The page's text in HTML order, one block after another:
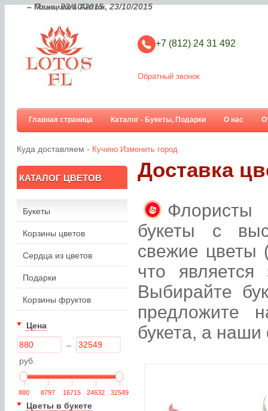
+7 (812) 24 31 492
Обратный звонок
Главная страница Каталог - Букеты, Подарки О нас
Куда доставляем - Кучино Изменить город
КАТАЛОГ ЦВЕТОВ
Букеты
Корзины цветов
Сердца из цветов
Подарки
Корзины фруктов
Цена
–
руб.
880 8797 16715 24632 32549
Цветы в букете
– Максимов Антон,23/10/2015
– Гоша,23/10/2015
Доставка
Флористы
букеты с
свежие цветы
что является
Выбирайте
предложите
букета, а